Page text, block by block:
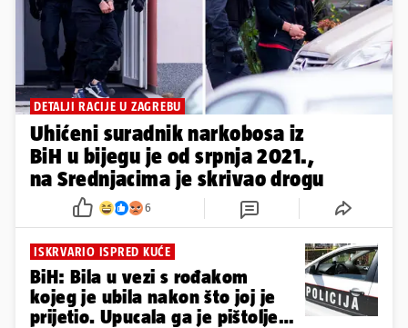
DETALJI RACIJE U ZAGREBU
Uhićeni suradnik narkobosa iz
BiH u bijegu je od srpnja 2021.,
na Srednjacima je skrivao drogu
6
ISKRVARIO ISPRED KUĆE
BiH: Bila u vezi s rođakom
kojeg je ubila nakon što joj je
prijetio. Upucala ga je pištoljem